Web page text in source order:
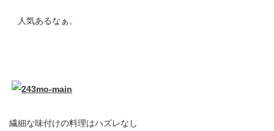
人気あるなぁ。
繊細な味付けの料理はハズレなし